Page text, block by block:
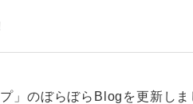
」のぼらぼらBlogを更新し